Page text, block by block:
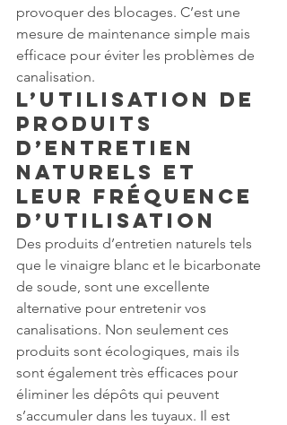
provoquer des blocages. C’est une
mesure de maintenance simple mais
efficace pour éviter les problèmes de
canalisation.
L’utilisation de
produits
d’entretien
naturels et
leur fréquence
d’utilisation
Des produits d’entretien naturels tels
que le vinaigre blanc et le bicarbonate
de soude, sont une excellente
alternative pour entretenir vos
canalisations. Non seulement ces
produits sont écologiques, mais ils
sont également très efficaces pour
éliminer les dépôts qui peuvent
s’accumuler dans les tuyaux. Il est